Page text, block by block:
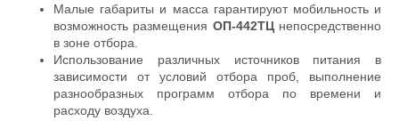
Малые габариты и масса гарантируют мобильность и
возможность размещения ОП-442ТЦнепосредственно
в зоне отбора.
Использование различных источников питания в
зависимости от условий отбора проб, выполнение
разнообразных программ отбора по времени и
расходу воздуха.